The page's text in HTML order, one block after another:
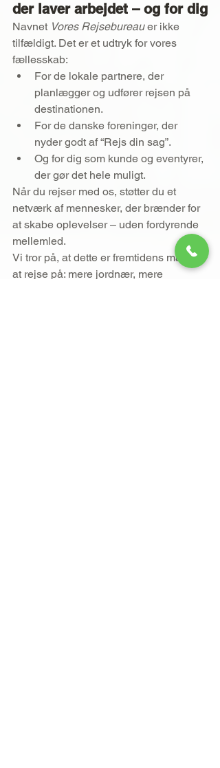
der laver arbejdet – og for dig
Navnet Vores Rejsebureau er ikke
tilfældigt. Det er et udtryk for vores
fællesskab:
For de lokale partnere, der
planlægger og udfører rejsen på
destinationen.
For de danske foreninger, der
nyder godt af “Rejs din sag”.
Og for dig som kunde og eventyrer,
der gør det hele muligt.
Når du rejser med os, støtter du et
netværk af mennesker, der brænder for
at skabe oplevelser – uden fordyrende
mellemled.
Vi tror på, at dette er fremtidens måde
at rejse på: mere jordnær, mere